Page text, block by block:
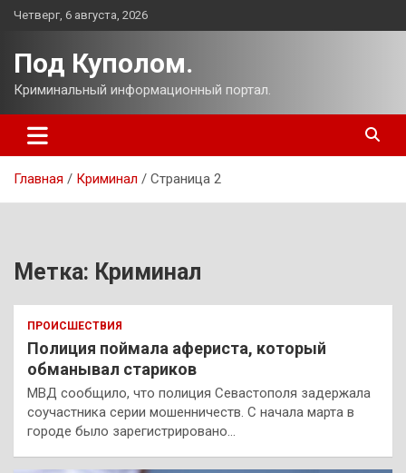
Перейти
Четверг, 6 августа, 2026
Под Куполом.
Криминальный информационный портал.
Главная Криминал Страница 2
Метка: Криминал
ПРОИСШЕСТВИЯ
Полиция поймала афериста, который
обманывал стариков
МВД сообщило, что полиция Севастополя задержала
соучастника серии мошенничеств. С начала марта в
городе было зарегистрировано…